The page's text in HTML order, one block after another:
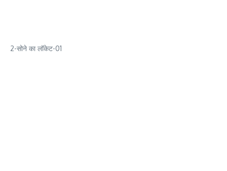
2-सोने का लॉकेट-01